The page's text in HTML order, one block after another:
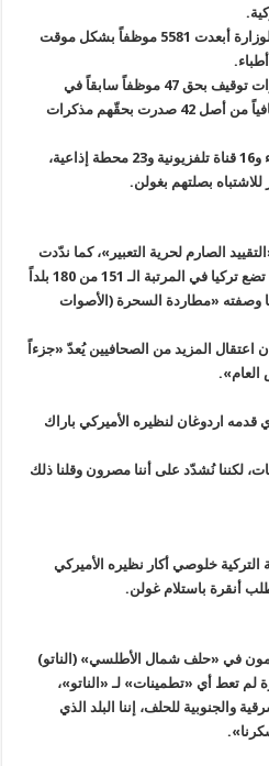
وأعلن وزير الصحة رجي آقداغ أن الوزارة أبعدت 5581 موظفاً بشكل موقت
وأصدر القضاء التركي، أمس، مذكرات توقيف بحق 47 موظفاً سابقاً في
صحيفة «زمان»، كما سُجن 16 صحافياً من أصل 42 صدرت بحقّهم مذكرات
وأغلقت السلطات ثلاث وكالات أنباء و16 قناة تلفزيونية و23 محطة إذاعية،
الصارم لحرية التعبير»، كما ندّدت
منظمة «مراسلون بلا حدود»، التي تضع تركيا في المرتبة الـ 151 من 180 بلداً
وصفته «مطاردة السحرة (الأصوات
اعتقال المزيد من الصحافيين يُعدّ «جزءاً
العام».
اردوغان لنظيره الأميركي باراك
لكننا نُشدّد على أننا مصرون وقلنا ذلك
التركية خلوصي أكار نظيره الأميركي
أنقرة باستلام غولن.
في «حلف شمال الأطلسي» (الناتو)
لم تعط أي «تطمينات» لـ «الناتو»،
والجنوبية للحلف، إننا البلد الذي